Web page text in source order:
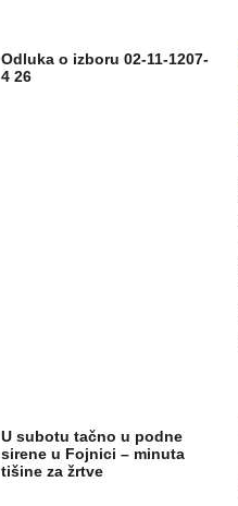
Odluka o izboru 02-11-1207-
4 26
U subotu tačno u podne
sirene u Fojnici – minuta
tišine za žrtve